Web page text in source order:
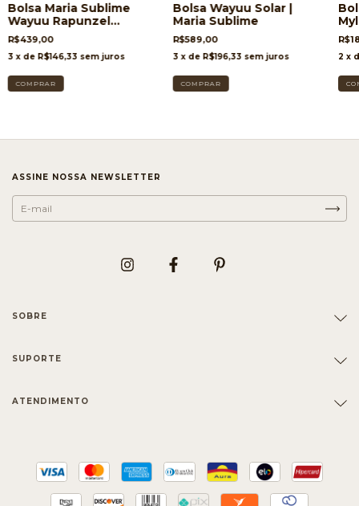
Bolsa Maria Sublime
Wayuu Rapunzel
Coral
R$439,00
3 x de R$146,33 sem juros
Bolsa Wayuu Solar |
Maria Sublime
R$589,00
3 x de R$196,33 sem juros 2 x
ASSINE NOSSA NEWSLETTER
SOBRE
SUPORTE
ATENDIMENTO